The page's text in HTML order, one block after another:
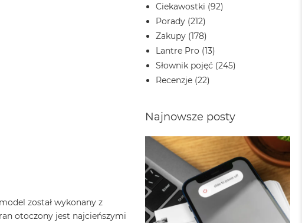
został wykonany z
otoczony jest najcieńszymi
Ciekawostki (92)
Porady (212)
Zakupy (178)
Lantre Pro (13)
Słownik pojęć (245)
Recenzje (22)
Najnowsze posty